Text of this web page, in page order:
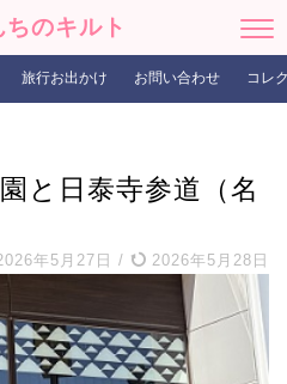
ちのキルト
旅行お出かけ お問い合わせ コレ
と日泰寺参道（名
年5月27日 / 2026年5月28日